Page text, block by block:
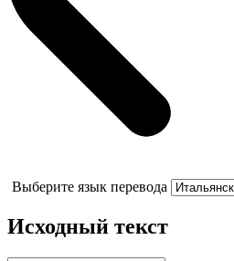
Выберите язык перевода
Исходный текст